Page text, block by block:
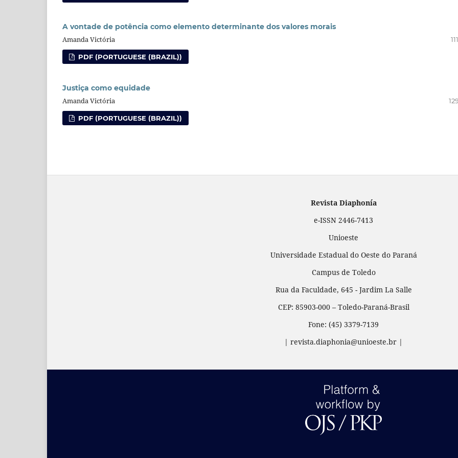
A vontade de potência como elemento determinante dos valores morais
Amanda Victória
PDF (PORTUGUESE (BRAZIL))
Justiça como equidade
Amanda Victória
PDF (PORTUGUESE (BRAZIL))
Revista Diaphonía
e-ISSN 2446-7413
Unioeste
Universidade Estadual do Oeste do Paraná
Campus de Toledo
Rua da Faculdade, 645 - Jardim La Salle
CEP: 85903-000 – Toledo-Paraná-Brasil
Fone: (45) 3379-7139
| revista.diaphonia@unioeste.br |